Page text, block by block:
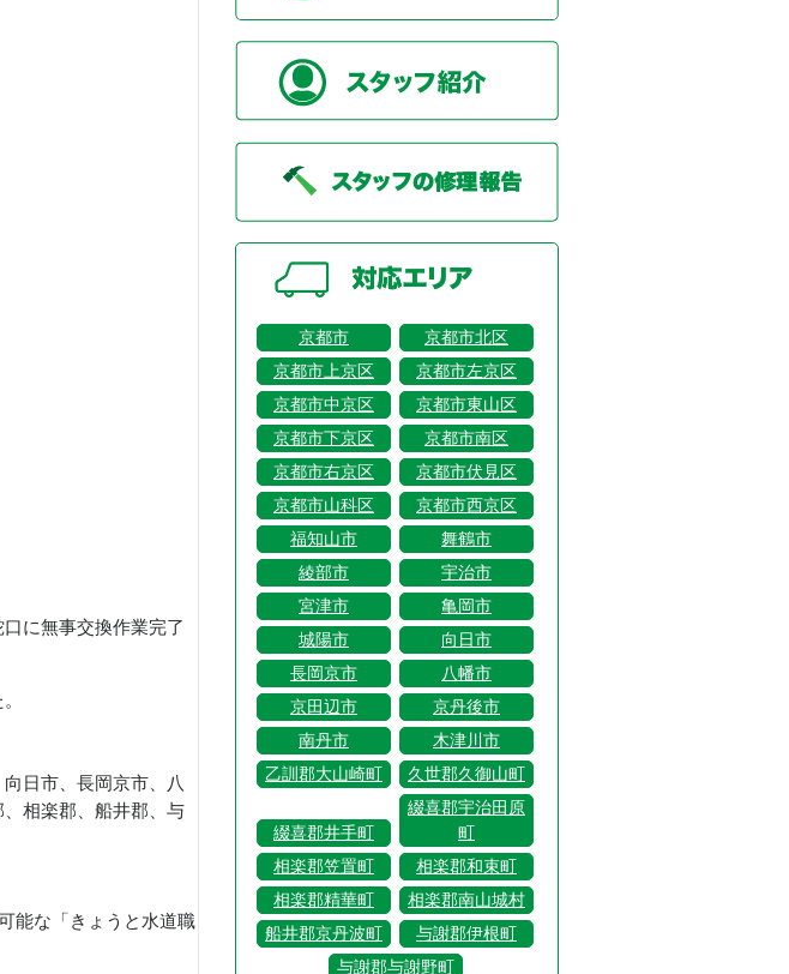
に無事交換作業完了
日市、長岡京市、八
相楽郡、船井郡、与
能な「きょうと水道職
京都市
京都市北区
京都市上京区
京都市左京区
京都市中京区
京都市東山区
京都市下京区
京都市南区
京都市右京区
京都市伏見区
京都市山科区
京都市西京区
福知山市
舞鶴市
綾部市
宇治市
宮津市
亀岡市
城陽市
向日市
長岡京市
八幡市
京田辺市
京丹後市
南丹市
木津川市
乙訓郡大山崎町
久世郡久御山町
綴喜郡井手町
綴喜郡宇治田原
町
相楽郡笠置町
相楽郡和束町
相楽郡精華町
相楽郡南山城村
船井郡京丹波町
与謝郡伊根町
与謝郡与謝野町